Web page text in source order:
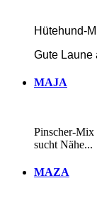
Hütehund-
Gute Laune
MAJA
Pinscher-Mix
sucht Nähe...
MAZA